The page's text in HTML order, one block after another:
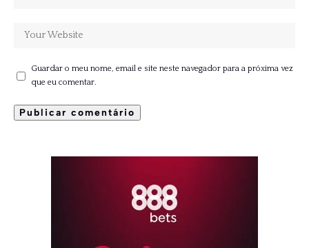
Guardar o meu nome, email e site neste navegador para a próxima vez
que eu comentar.